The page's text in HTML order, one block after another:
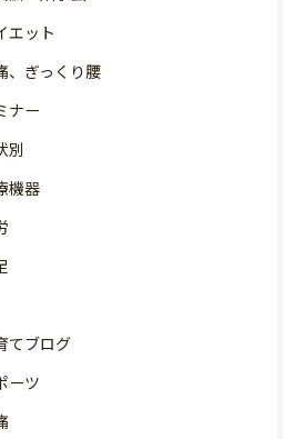
エット
、ぎっくり腰
ナー
別
機器
てブログ
ーツ